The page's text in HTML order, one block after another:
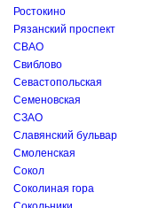
Ростокино
Рязанский проспект
СВАО
Свиблово
Севастопольская
Семеновская
СЗАО
Славянский бульвар
Смоленская
Сокол
Соколиная гора